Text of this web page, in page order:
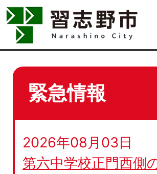
緊急情報
2026年08月03日
第六中学校正門西側